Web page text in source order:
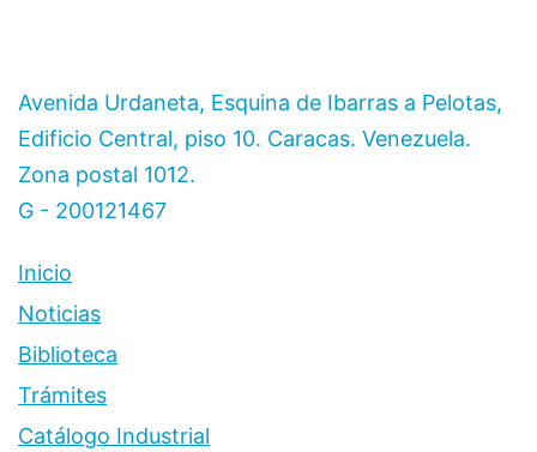
Avenida Urdaneta, Esquina de Ibarras a Pelotas,
Edificio Central, piso 10. Caracas. Venezuela.
Zona postal 1012.
G - 200121467
Inicio
Noticias
Biblioteca
Trámites
Catálogo Industrial